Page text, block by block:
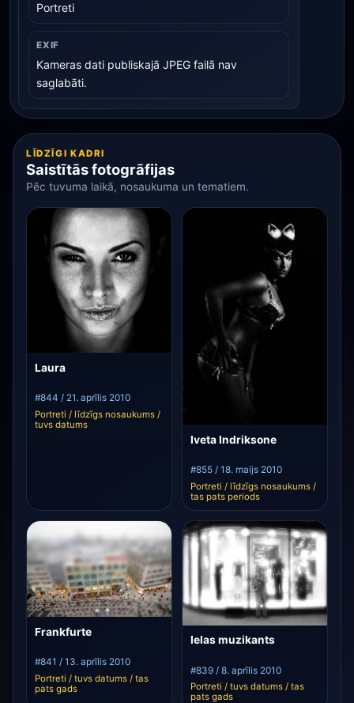
Portreti
EXIF
Kameras dati publiskajā JPEG failā nav
saglabāti.
LĪDZĪGI KADRI
Saistītās fotogrāfijas
Pēc tuvuma laikā, nosaukuma un tematiem.
Laura
#844 / 21. aprīlis 2010
Portreti / līdzīgs nosaukums /
tuvs datums
Iveta Indriksone
#855 / 18. maijs 2010
Portreti / līdzīgs nosaukums /
tas pats periods
Frankfurte
#841 / 13. aprīlis 2010
Portreti / tuvs datums / tas
pats gads
Ielas muzikants
#839 / 8. aprīlis 2010
Portreti / tuvs datums / tas
pats gads